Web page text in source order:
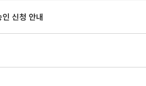
신청 안내